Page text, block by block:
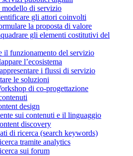
di servizio
gli attori coinvolti
la proposta di valore
gli elementi costitutivi del
il funzionamento del servizio
l’ecosistema
i flussi di servizio
le soluzioni
di co-progettazione
design
sui contenuti e il linguaggio
discovery
di ricerca (search keywords)
tramite analytics
sui forum